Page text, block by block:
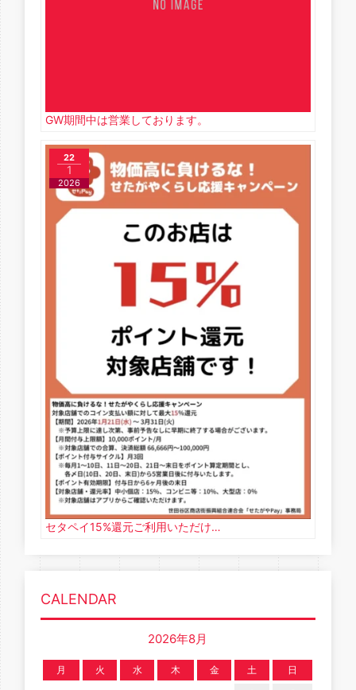
GW期間中は営業しております。
セタペイ15%還元ご利用いただけ…
22
1
2026
CALENDAR
2026年8月
月 火 水 木 金 土 日